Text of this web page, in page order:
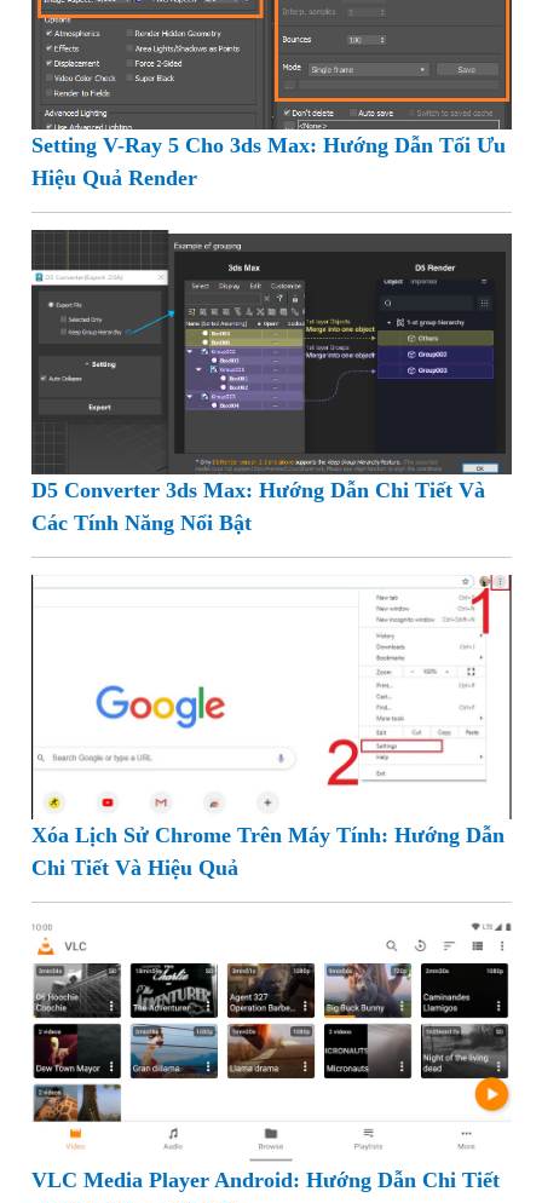
Setting V-Ray 5 Cho 3ds Max: Hướng Dẫn Tối Ưu
Hiệu Quả Render
D5 Converter 3ds Max: Hướng Dẫn Chi Tiết Và
Các Tính Năng Nổi Bật
Xóa Lịch Sử Chrome Trên Máy Tính: Hướng Dẫn
Chi Tiết Và Hiệu Quả
VLC Media Player Android: Hướng Dẫn Chi Tiết